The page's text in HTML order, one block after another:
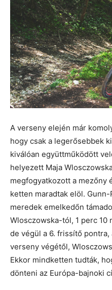
A verseny elején már
hogy csak a legerősebbek
kiválóan együttműködött
helyezett Maja
megfogyatkozott a mezőny
ketten maradtak elöl.
meredek emelkedőn
Wlosczowska-tól, 1 perc 10
de végül a 6. frissítő pontra,
verseny végétől,
Ekkor mindketten tudták,
dönteni az Európa-bajnoki